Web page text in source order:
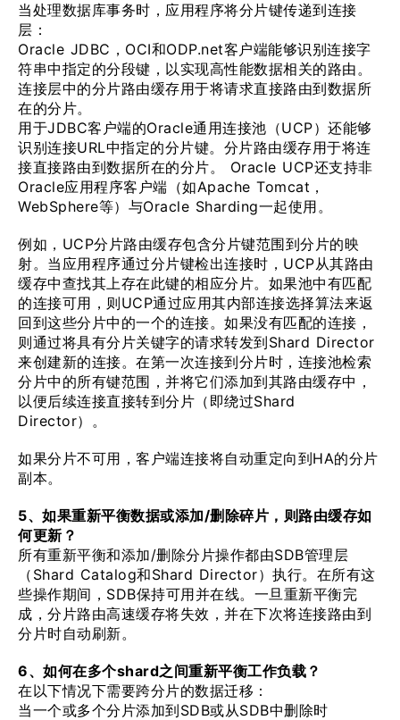
当处理数据库事务时，应用程序将分片键传递到连接
层：
Oracle JDBC，OCI和ODP.net客户端能够识别连接字
符串中指定的分段键，以实现高性能数据相关的路由。
连接层中的分片路由缓存用于将请求直接路由到数据所
在的分片。
用于JDBC客户端的Oracle通用连接池（UCP）还能够
识别连接URL中指定的分片键。分片路由缓存用于将连
接直接路由到数据所在的分片。 Oracle UCP还支持非
Oracle应用程序客户端（如Apache Tomcat，
WebSphere等）与Oracle Sharding一起使用。
例如，UCP分片路由缓存包含分片键范围到分片的映
射。当应用程序通过分片键检出连接时，UCP从其路由
缓存中查找其上存在此键的相应分片。如果池中有匹配
的连接可用，则UCP通过应用其内部连接选择算法来返
回到这些分片中的一个的连接。如果没有匹配的连接，
则通过将具有分片关键字的请求转发到Shard Director
来创建新的连接。在第一次连接到分片时，连接池检索
分片中的所有键范围，并将它们添加到其路由缓存中，
以便后续连接直接转到分片（即绕过Shard
Director）。
如果分片不可用，客户端连接将自动重定向到HA的分片
副本。
5、如果重新平衡数据或添加/删除碎片，则路由缓存如
何更新？
所有重新平衡和添加/删除分片操作都由SDB管理层
（Shard Catalog和Shard Director）执行。在所有这
些操作期间，SDB保持可用并在线。一旦重新平衡完
成，分片路由高速缓存将失效，并在下次将连接路由到
分片时自动刷新。
6、如何在多个shard之间重新平衡工作负载？
在以下情况下需要跨分片的数据迁移：
当一个或多个分片添加到SDB或从SDB中删除时